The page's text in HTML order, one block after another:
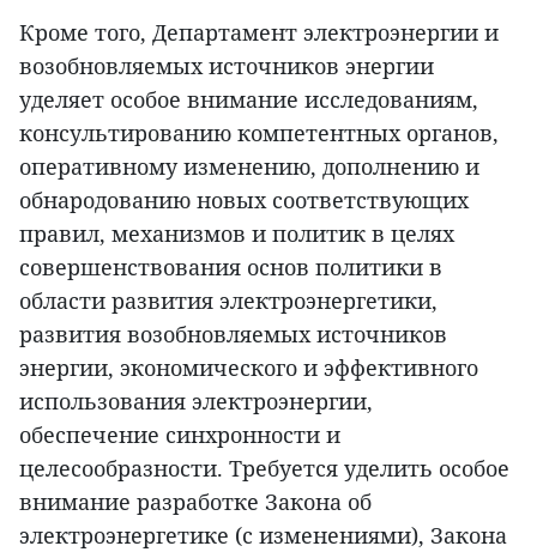
Кроме того, Департамент электроэнергии и
возобновляемых источников энергии
уделяет особое внимание исследованиям,
консультированию компетентных органов,
оперативному изменению, дополнению и
обнародованию новых соответствующих
правил, механизмов и политик в целях
совершенствования основ политики в
области развития электроэнергетики,
развития возобновляемых источников
энергии, экономического и эффективного
использования электроэнергии,
обеспечение синхронности и
целесообразности. Требуется уделить особое
внимание разработке Закона об
электроэнергетике (с изменениями), Закона